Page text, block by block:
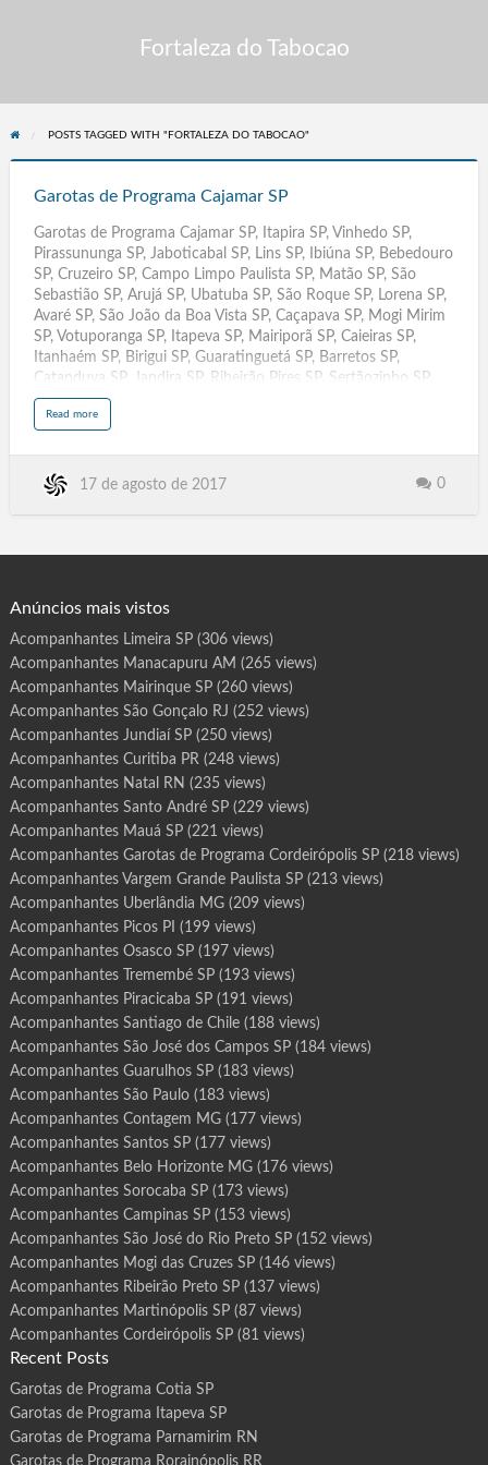
Fortaleza do Tabocao
POSTS TAGGED WITH "FORTALEZA DO TABOCAO"
Cajamar
Garotas de Programa Cajamar SP
Garotas de Programa Cajamar SP, Itapira SP, Vinhedo SP,
Pirassununga SP, Jaboticabal SP, Lins SP, Ibiúna SP, Bebedouro
SP, Cruzeiro SP, Campo Limpo Paulista SP, Matão SP, São
Sebastião SP, Arujá SP, Ubatuba SP, São Roque SP, Lorena SP,
Avaré SP, São João da Boa Vista SP, Caçapava SP, Mogi Mirim
SP, Votuporanga SP, Itapeva SP, Mairiporã SP, Caieiras SP,
Itanhaém SP, Birigui SP, Guaratinguetá SP, Barretos SP,
Catanduva SP, Jandira SP, Ribeirão Pires SP, Sertãozinho SP,
Valinhos SP, Cubatão SP, Itatiba SP, Araras SP, Atibaia SP,
Botucatu SP, Jaú SP, Franco da Rocha SP, Mogi Guaçu SP,
Morato SP. Ferraz de Vasconcelos SP, Santa Bárbara do Oeste
Read morea
t
r
e
r
m
a
a
a
a
r
S
P
17 de agosto de 2017 0
Anúncios mais vistos
Acompanhantes Limeira SP(306 views)
Acompanhantes Manacapuru AM (265 views)
Acompanhantes Mairinque SP(260 views)
Acompanhantes São Gonçalo RJ (252 views)
Acompanhantes Jundiaí SP(250 views)
Acompanhantes Curitiba PR(248 views)
Acompanhantes Natal RN (235 views)
Acompanhantes Santo André SP(229 views)
Acompanhantes Mauá SP(221 views)
Acompanhantes Garotas de Programa Cordeirópolis SP(218 views)
Acompanhantes Vargem Grande Paulista SP(213 views)
Acompanhantes Uberlândia MG(209 views)
Acompanhantes Picos PI (199 views)
Acompanhantes Osasco SP(197 views)
Acompanhantes Tremembé SP(193 views)
Acompanhantes Piracicaba SP(191 views)
Acompanhantes Santiago de Chile(188 views)
Acompanhantes São José dos Campos SP(184 views)
Acompanhantes Guarulhos SP(183 views)
Acompanhantes São Paulo(183 views)
Acompanhantes Contagem MG(177 views)
Acompanhantes Santos SP(177 views)
Acompanhantes Belo Horizonte MG(176 views)
Acompanhantes Sorocaba SP(173 views)
Acompanhantes Campinas SP(153 views)
Acompanhantes São José do Rio Preto SP(152 views)
Acompanhantes Mogi das Cruzes SP(146 views)
Acompanhantes Ribeirão Preto SP(137 views)
Acompanhantes Martinópolis SP(87 views)
Acompanhantes Cordeirópolis SP(81 views)
Recent Posts
Garotas de Programa Cotia SP
Garotas de Programa Itapeva SP
Garotas de Programa Parnamirim RN